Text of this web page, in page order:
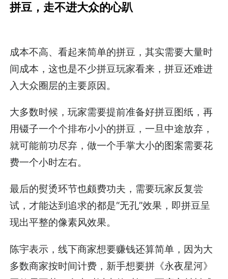
拼豆，走不进大众的心趴
成本不高、看起来简单的拼豆，其实需要大量时
间成本，这也是不少拼豆玩家看来，拼豆还难进
入大众圈层的主要原因。
大多数时候，玩家需要提前准备好拼豆图纸，再
用镊子一个个排布小小的拼豆，一旦中途放弃，
就可能前功尽弃，做一个手掌大小的图案需要花
费一个小时左右。
最后的熨烫环节也颇费功夫，需要玩家反复尝
试，才能达到追求的都是“无孔”效果，即拼豆呈
现出平整的像素风效果。
陈宇表示，线下商家想要赚钱还算简单，因为大
多数商家按时间计费，新手想要拼《永夜星河》